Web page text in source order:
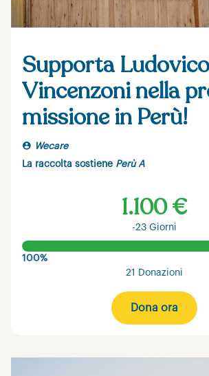
Supporta Ludovico
Vincenzoni nella
missione in Perù!
Wecare
La raccolta sostiene Perù A
1.100 €
-23 Giorni
100%
21 Donazioni
Dona ora